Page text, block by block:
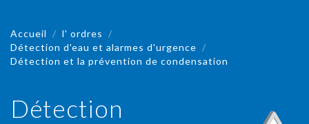
Détection
Accueil
l' ordres
Détection d'eau et alarmes d'urgence
Détection et la prévention de condensation